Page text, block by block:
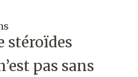
stéroïdes
pas sans